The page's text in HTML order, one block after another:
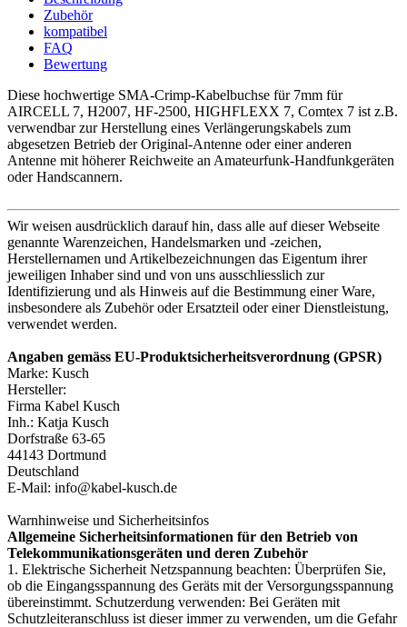
Zubehör
kompatibel
FAQ
Bewertung
Diese hochwertige SMA-Crimp-Kabelbuchse für 7mm für
AIRCELL 7, H2007, HF-2500, HIGHFLEXX 7, Comtex 7 ist z.B.
verwendbar zur Herstellung eines Verlängerungskabels zum
abgesetzen Betrieb der Original-Antenne oder einer anderen
Antenne mit höherer Reichweite an Amateurfunk-Handfunkgeräten
oder Handscannern.
Wir weisen ausdrücklich darauf hin, dass alle auf dieser Webseite
genannte Warenzeichen, Handelsmarken und -zeichen,
Herstellernamen und Artikelbezeichnungen das Eigentum ihrer
jeweiligen Inhaber sind und von uns ausschliesslich zur
Identifizierung und als Hinweis auf die Bestimmung einer Ware,
insbesondere als Zubehör oder Ersatzteil oder einer Dienstleistung,
verwendet werden.
Angaben gemäss EU-Produktsicherheitsverordnung (GPSR)
Marke: Kusch
Hersteller:
Firma Kabel Kusch
Inh.: Katja Kusch
Dorfstraße 63-65
44143 Dortmund
Deutschland
E-Mail: info@kabel-kusch.de
Warnhinweise und Sicherheitsinfos
Allgemeine Sicherheitsinformationen für den Betrieb von
Telekommunikationsgeräten und deren Zubehör
1. Elektrische Sicherheit Netzspannung beachten: Überprüfen Sie,
ob die Eingangsspannung des Geräts mit der Versorgungsspannung
übereinstimmt. Schutzerdung verwenden: Bei Geräten mit
Schutzleiteranschluss ist dieser immer zu verwenden, um die Gefahr